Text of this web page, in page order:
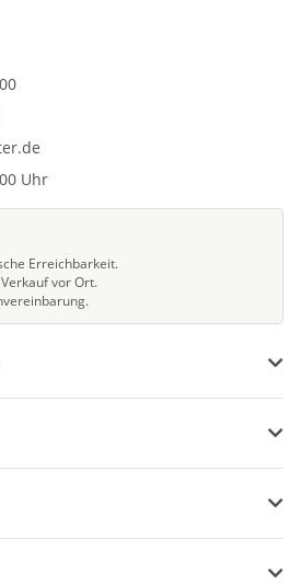
Uhr
Erreichbarkeit.
vor Ort.